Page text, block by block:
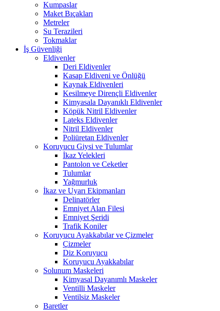
Kumpaslar
Maket Bıçakları
Metreler
Su Terazileri
Tokmaklar
İş Güvenliği
Eldivenler
Deri Eldivenler
Kasap Eldiveni ve Önlüğü
Kaynak Eldivenleri
Kesilmeye Dirençli Eldivenler
Kimyasala Dayanıklı Eldivenler
Köpük Nitril Eldivenler
Lateks Eldivenler
Nitril Eldivenler
Poliüretan Eldivenler
Koruyucu Giysi ve Tulumlar
İkaz Yelekleri
Pantolon ve Ceketler
Tulumlar
Yağmurluk
İkaz ve Uyarı Ekipmanları
Delinatörler
Emniyet Alan Filesi
Emniyet Şeridi
Trafik Koniler
Koruyucu Ayakkabılar ve Çizmeler
Çizmeler
Diz Koruyucu
Koruyucu Ayakkabılar
Solunum Maskeleri
Kimyasal Dayanımlı Maskeler
Ventilli Maskeler
Ventilsiz Maskeler
Baretler